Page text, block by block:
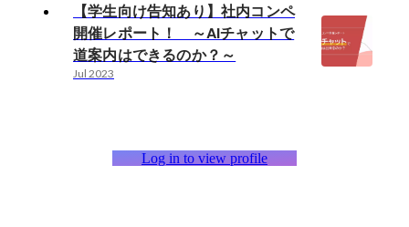
【学生向け告知あり】社内コンペ
開催レポート！ ～AIチャットで
道案内はできるのか？～
Jul 2023
Log in to view profile